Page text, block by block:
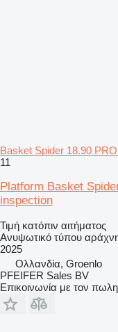
Basket Spider 18.90
11
Platform Basket
inspection
Τιμή κατόπιν αιτήματος
Ανυψωτικό τύπου
2025
Ολλανδία, Groenlo
PFEIFER Sales BV
Επικοινωνία με τον